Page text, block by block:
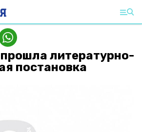
литературно-
постановка